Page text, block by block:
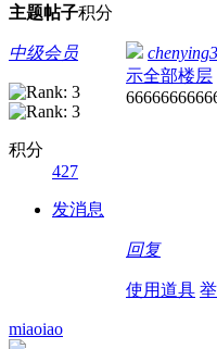
主题帖子积分
中级会员
积分
427
发消息
示全部楼层
回复
使用道具
miaoiao